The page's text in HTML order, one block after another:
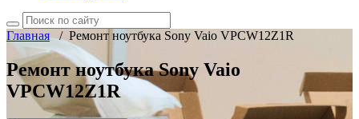
Главная/ Ремонт ноутбука Sony Vaio VPCW12Z1R
Ремонт ноутбука Sony Vaio
VPCW12Z1R